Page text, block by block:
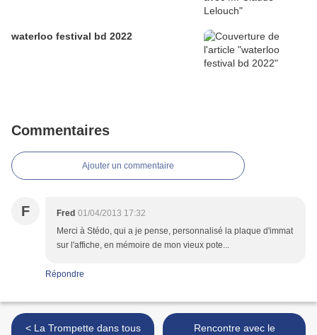
waterloo festival bd 2022
Commentaires
Ajouter un commentaire
F Fred 01/04/2013 17:32
Merci à Stédo, qui a je pense, personnalisé la plaque d'immat
sur l'affiche, en mémoire de mon vieux pote...
Répondre
< La Trompette dans tous
Rencontre avec le